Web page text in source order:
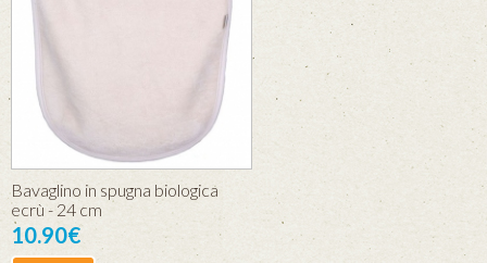
Bavaglino in spugna biologica
ecrù - 24 cm
10.90€